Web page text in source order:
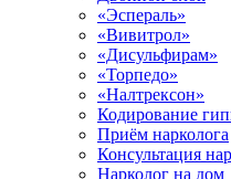
«Эспераль»
«Вивитрол»
«Дисульфирам»
«Торпедо»
«Налтрексон»
Кодирование
Приём нарколога
Консультация
Нарколог на дом